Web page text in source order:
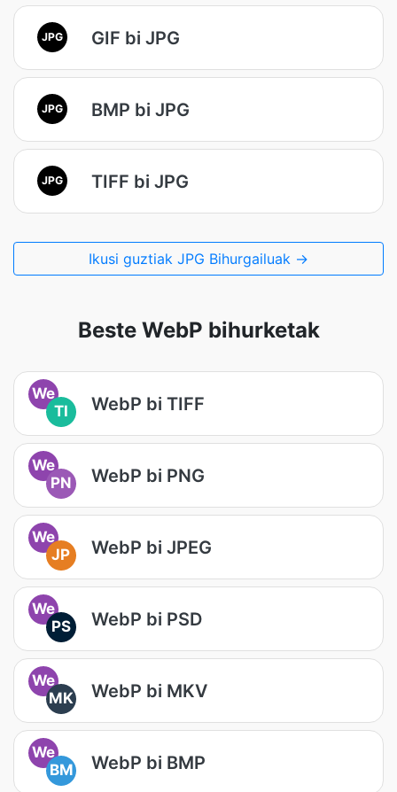
JPG GIF bi JPG
JPG BMP bi JPG
JPG TIFF bi JPG
Ikusi guztiak JPG Bihurgailuak →
Beste WebP bihurketak
We
TI
WebP bi TIFF
We
PN
WebP bi PNG
We
JP
WebP bi JPEG
We
PS
WebP bi PSD
We
MK
WebP bi MKV
We
BM
WebP bi BMP